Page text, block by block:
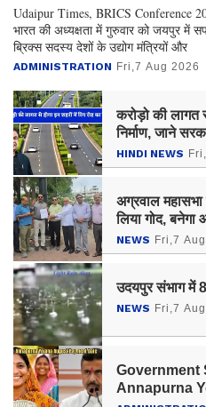
Udaipur Times, BRICS Conference
भारत की अध्यक्षता में गुरुवार को जयपुर में
ब्रिक्स सदस्य देशों के उद्योग मंत्रियों और
ADMINISTRATION Fri,7 Aug 2026
करोड़ो की लागत
निर्माण, जाने
HINDI NEWS
अग्रवाल
लिया गोद,
NEWS Fri,7
उदयपुर संभाग में
NEWS Fri,7
Government
Annapurna